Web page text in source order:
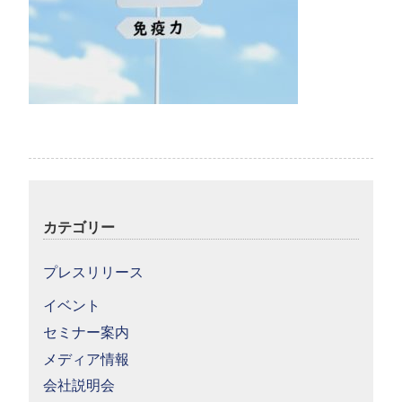
カテゴリー
プレスリリース
イベント
セミナー案内
メディア情報
会社説明会